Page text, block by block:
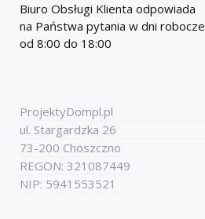
Biuro Obsługi Klienta odpowiada
na Państwa pytania w dni robocze
od 8:00 do 18:00
ProjektyDompl.pl
ul. Stargardzka 26
73-200 Choszczno
REGON: 321087449
NIP: 5941553521